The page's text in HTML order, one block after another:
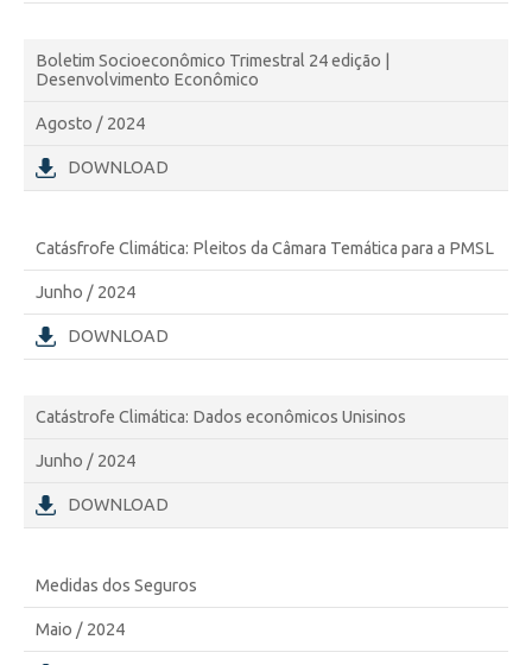
Boletim Socioeconômico Trimestral 24 edição |
Desenvolvimento Econômico
Agosto / 2024
DOWNLOAD
Catásfrofe Climática: Pleitos da Câmara Temática para a PMSL
Junho / 2024
DOWNLOAD
Catástrofe Climática: Dados econômicos Unisinos
Junho / 2024
DOWNLOAD
Medidas dos Seguros
Maio / 2024